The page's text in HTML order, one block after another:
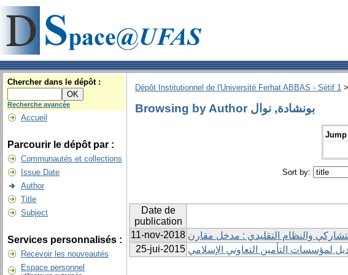
Chercher dans le dépôt :
Recherche avancée
Accueil
Parcourir le dépôt par :
Communautés et collections
Issue Date
Author
Title
Subject
Services personnalisés :
Recevoir les nouveautés
Espace personnel
Dépôt Institutionnel de l'Université Ferhat ABBAS - Sétif 1 >
Browsing by Author بونشادة, نوال
Jump
Sort by:
Date de
publication
11-nov-2018 التشاركي والنظام التقليدي : مدخل مقارن
25-jui-2015 لمؤسسات التأمين التعاوني الإسلامي